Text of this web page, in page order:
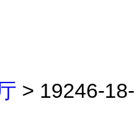
> 19246-18-